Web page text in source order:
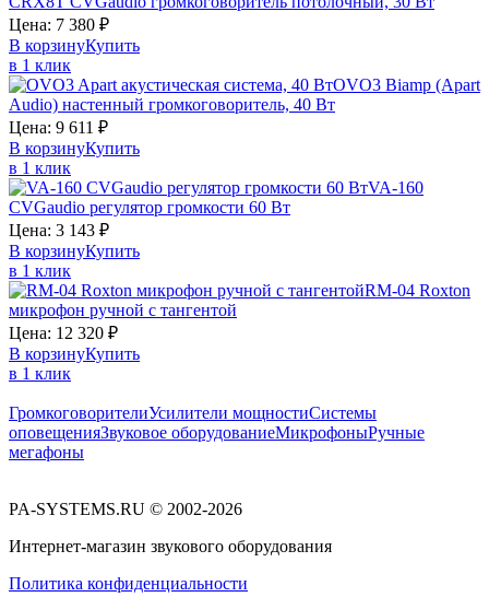
Цена: 7 380 ₽
В корзинуКупить
в 1 клик
OVO3 Biamp (Apart
Audio) настенный громкоговоритель, 40 Вт
Цена: 9 611 ₽
В корзинуКупить
в 1 клик
VA-160
CVGaudio регулятор громкости 60 Вт
Цена: 3 143 ₽
В корзинуКупить
в 1 клик
RM-04 Roxton
микрофон ручной с тангентой
Цена: 12 320 ₽
В корзинуКупить
в 1 клик
ГромкоговорителиУсилители мощностиСистемы
оповещенияЗвуковое оборудованиеМикрофоныРучные
мегафоны
PA-SYSTEMS.RU © 2002-2026
Интернет-магазин звукового оборудования
Политика конфиденциальности